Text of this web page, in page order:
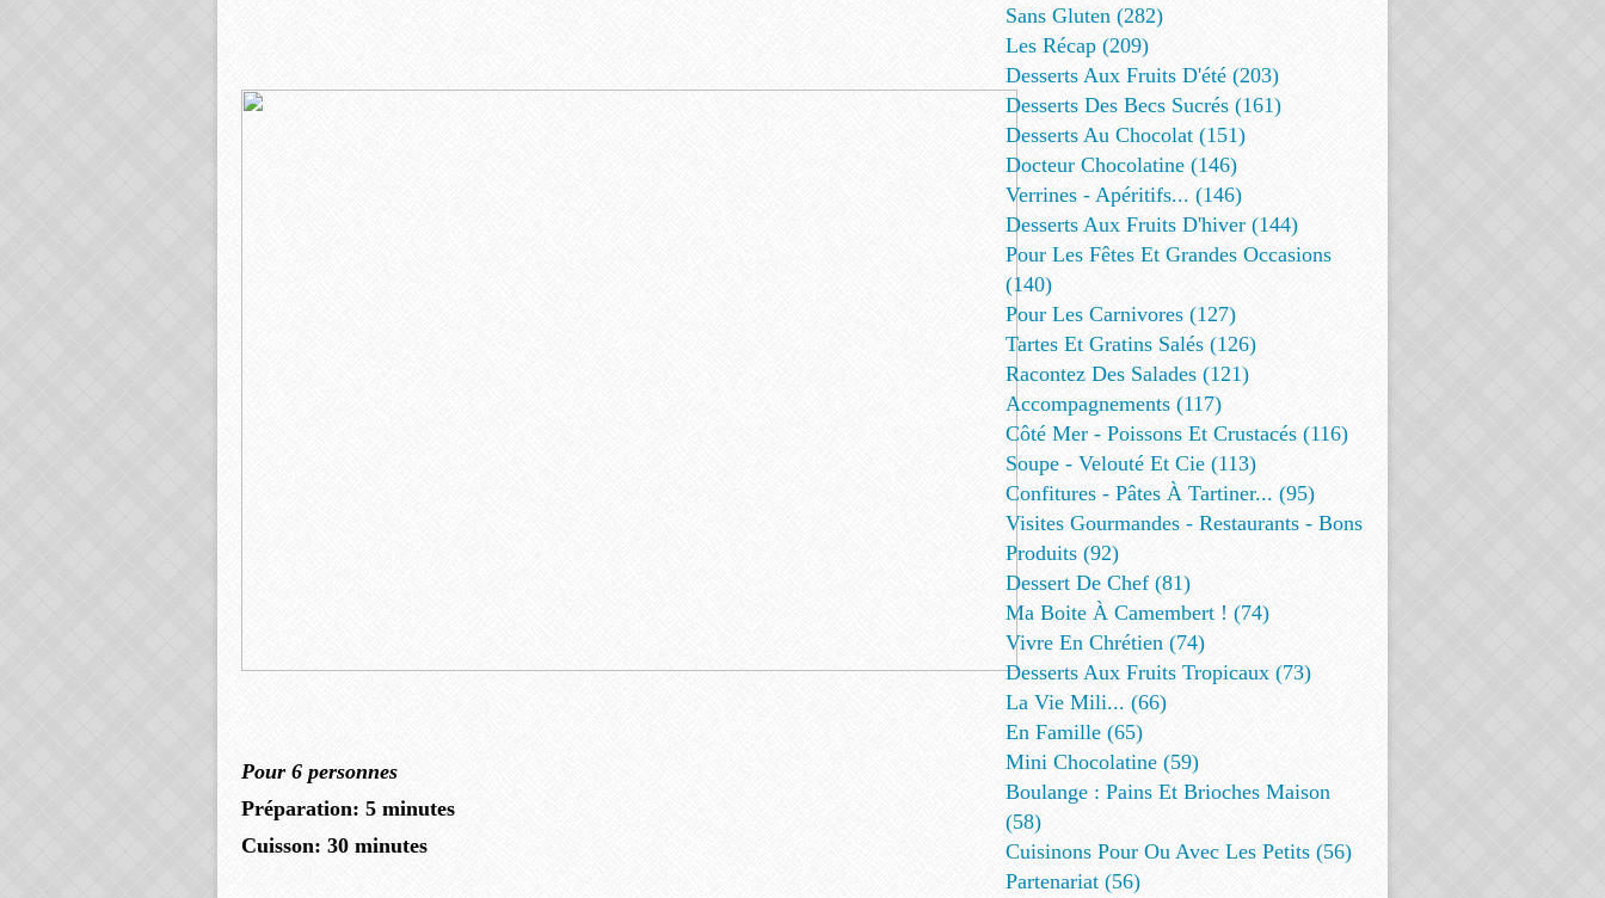
Pour 6 personnes
Préparation: 5 minutes
Cuisson: 30 minutes
Sans Gluten (282)
Les Récap (209)
Desserts Aux Fruits D'été (203)
Desserts Des Becs Sucrés (161)
Desserts Au Chocolat (151)
Docteur Chocolatine (146)
Verrines - Apéritifs... (146)
Desserts Aux Fruits D'hiver (144)
Pour Les Fêtes Et Grandes Occasions
(140)
Pour Les Carnivores (127)
Tartes Et Gratins Salés (126)
Racontez Des Salades (121)
Accompagnements (117)
Côté Mer - Poissons Et Crustacés (116)
Soupe - Velouté Et Cie (113)
Confitures - Pâtes À Tartiner... (95)
Visites Gourmandes - Restaurants - Bons
Produits (92)
Dessert De Chef (81)
Ma Boite À Camembert ! (74)
Vivre En Chrétien (74)
Desserts Aux Fruits Tropicaux (73)
La Vie Mili... (66)
En Famille (65)
Mini Chocolatine (59)
Boulange : Pains Et Brioches Maison
(58)
Cuisinons Pour Ou Avec Les Petits (56)
Partenariat (56)